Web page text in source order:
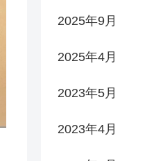
2025年9月
2025年4月
2023年5月
2023年4月